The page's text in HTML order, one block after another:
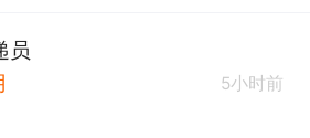
员
5小时前